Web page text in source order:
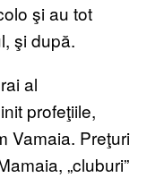
şi au tot
şi după.
al
profeţiile,
Vamaia. Preţuri
„cluburi”